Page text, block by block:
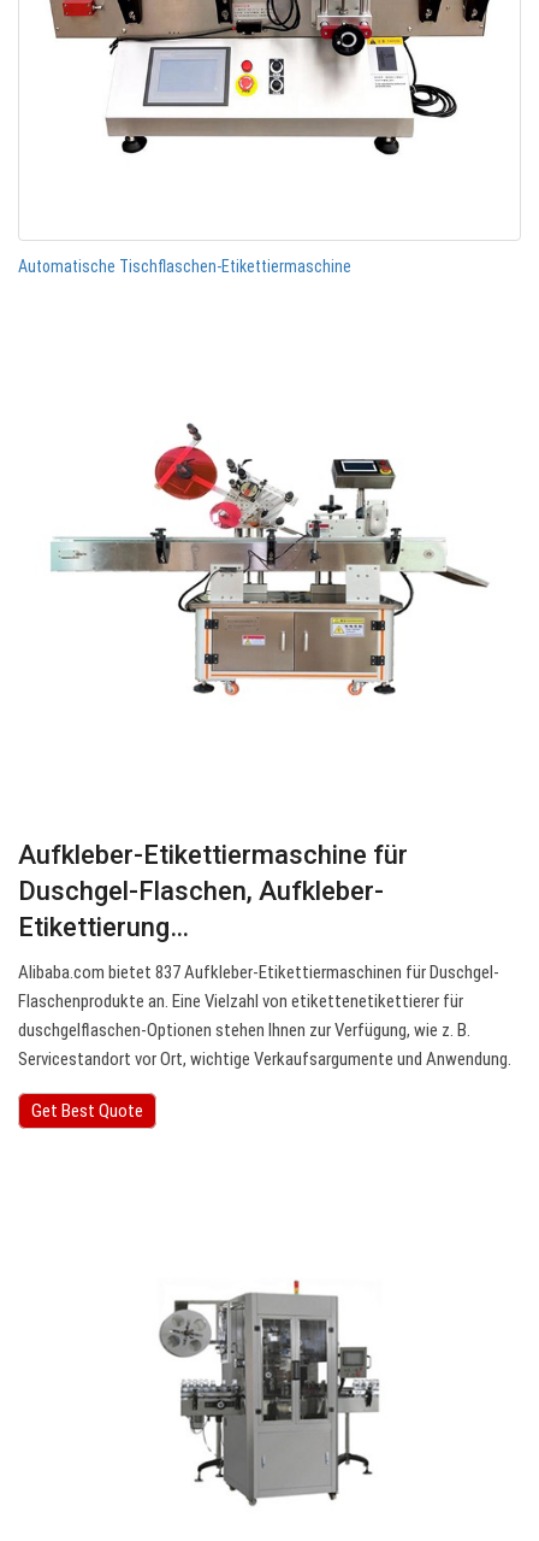
Automatische Tischflaschen-Etikettiermaschine
Aufkleber-Etikettiermaschine für
Duschgel-Flaschen, Aufkleber-
Etikettierung…
Alibaba.com bietet 837 Aufkleber-Etikettiermaschinen für Duschgel-
Flaschenprodukte an. Eine Vielzahl von etikettenetikettierer für
duschgelflaschen-Optionen stehen Ihnen zur Verfügung, wie z. B.
Servicestandort vor Ort, wichtige Verkaufsargumente und Anwendung.
Get Best Quote